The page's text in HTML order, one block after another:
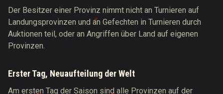
Der Besitzer einer Provinz nimmt nicht an Turnieren auf
Landungsprovinzen und an Gefechten in Turnieren durch
Auktionen teil, oder an Angriffen über Land auf eigenen
Provinzen.
Erster Tag, Neuaufteilung der Welt
Am ersten Tag der Saison sind alle Provinzen auf der